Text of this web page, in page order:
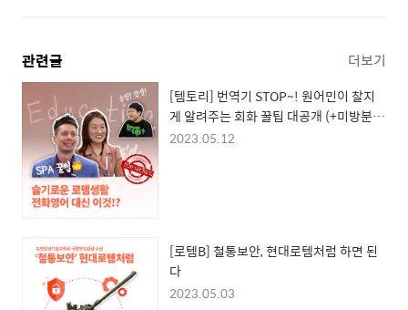
관련글 더보기
[템토리] 번역기 STOP~! 원어민이 찰지
게 알려주는 회화 꿀팁 대공개 (+미방분
연애썰)
2023.05.12
[로템B] 철통보안, 현대로템처럼 하면 된
다
2023.05.03